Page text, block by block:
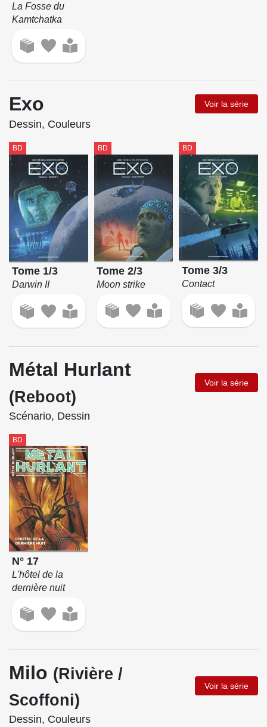
La Fosse du
Kamtchatka
Exo Voir la série
Dessin, Couleurs
BD
Tome 1/3
Darwin II
BD
Tome 2/3
Moon strike
BD
Tome 3/3
Contact
Métal Hurlant
(Reboot)
Voir la série
Scénario, Dessin
BD
N° 17
L'hôtel de la
dernière nuit
Milo (Rivière /
Scoffoni)
Voir la série
Dessin, Couleurs